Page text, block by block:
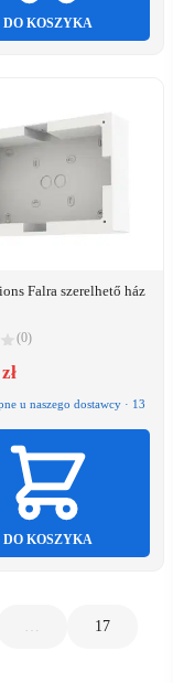
DO KOSZYKA
Falra szerelhető ház
(0)
u naszego dostawcy · 13
DO KOSZYKA
… 17